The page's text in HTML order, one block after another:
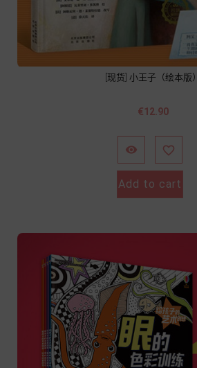
[现货] 小王子（绘本版）
Price
€12.90
 
Add to cart